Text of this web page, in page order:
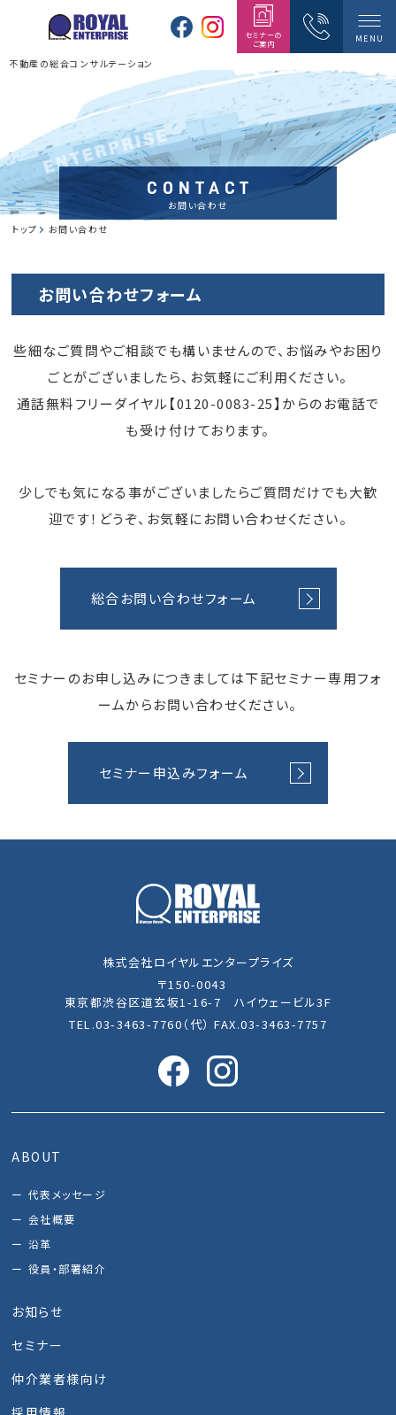
MENU
セミナーの
ご案内
不動産の総合コンサルテーション
CONTACT
お問い合わせ
トップ
お問い合わせ
お問い合わせフォーム
些細なご質問やご相談でも構いませんので、お悩みやお困り
ごとがございましたら、お気軽にご利用ください。
通話無料フリーダイヤル【0120-0083-25】からのお電話で
も受け付けております。
少しでも気になる事がございましたらご質問だけでも大歓
迎です！どうぞ、お気軽にお問い合わせください。
総合お問い合わせフォーム
セミナーのお申し込みにつきましては下記セミナー専用フォ
ームからお問い合わせください。
セミナー申込みフォーム
株式会社ロイヤルエンタープライズ
〒150-0043
東京都渋谷区道玄坂1-16-7 ハイウェービル3F
TEL.03-3463-7760（代） FAX.03-3463-7757
ABOUT
代表メッセージ
会社概要
沿革
役員・部署紹介
お知らせ
セミナー
仲介業者様向け